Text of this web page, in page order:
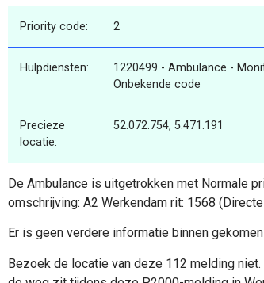
Priority code: 2
Hulpdiensten:
1220499 - Ambulance -
Onbekende code
Precieze
locatie:
52.072.754, 5.471.191
De Ambulance is uitgetrokken met Normale
omschrijving: A2 Werkendam rit: 1568
Er is geen verdere informatie binnen
Bezoek de locatie van deze 112 melding